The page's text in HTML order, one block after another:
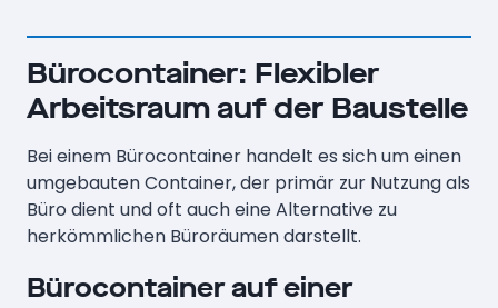
Bürocontainer: Flexibler
Arbeitsraum auf der Baustelle
Bei einem Bürocontainer handelt es sich um einen
umgebauten Container, der primär zur Nutzung als
Büro dient und oft auch eine Alternative zu
herkömmlichen Büroräumen darstellt.
Bürocontainer auf einer